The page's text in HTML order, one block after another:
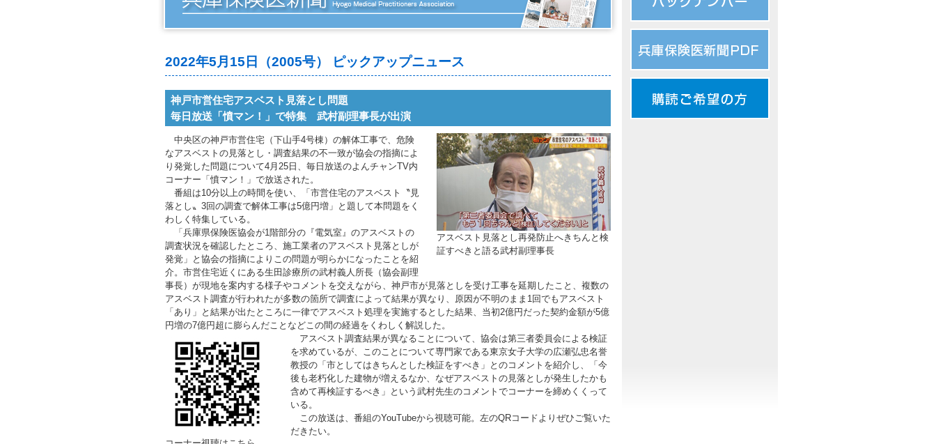
2022年5月15日（2005号） ピックアップニュース
神戸市営住宅アスベスト見落とし問題
毎日放送「憤マン！」で特集 武村副理事長が出演
アスベスト見落とし再発防止へきちんと検
証すべきと語る武村副理事長
中央区の神戸市営住宅（下山手4号棟）の解体工事で、危険
なアスベストの見落とし・調査結果の不一致が協会の指摘によ
り発覚した問題について4月25日、毎日放送のよんチャンTV内
コーナー「憤マン！」で放送された。
番組は10分以上の時間を使い、「市営住宅のアスベスト〝見
落とし〟3回の調査で解体工事は5億円増」と題して本問題をく
わしく特集している。
「兵庫県保険医協会が1階部分の『電気室』のアスベストの
調査状況を確認したところ、施工業者のアスベスト見落としが
発覚」と協会の指摘によりこの問題が明らかになったことを紹
介。市営住宅近くにある生田診療所の武村義人所長（協会副理
事長）が現地を案内する様子やコメントを交えながら、神戸市が見落としを受け工事を延期したこと、複数の
アスベスト調査が行われたが多数の箇所で調査によって結果が異なり、原因が不明のまま1回でもアスベスト
「あり」と結果が出たところに一律でアスベスト処理を実施するとした結果、当初2億円だった契約金額が5億
円増の7億円超に膨らんだことなどこの間の経過をくわしく解説した。
アスベスト調査結果が異なることについて、協会は第三者委員会による検証
を求めているが、このことについて専門家である東京女子大学の広瀬弘忠名誉
教授の「市としてはきちんとした検証をすべき」とのコメントを紹介し、「今
後も老朽化した建物が増えるなか、なぜアスベストの見落としが発生したかも
含めて再検証するべき」という武村先生のコメントでコーナーを締めくくって
いる。
この放送は、番組のYouTubeから視聴可能。左のQRコードよりぜひご覧いた
だきたい。